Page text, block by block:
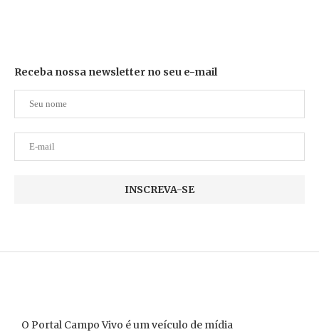
Receba nossa newsletter no seu e-mail
O Portal Campo Vivo é um veículo de mídia